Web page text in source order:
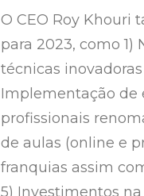
O CEO Roy Khouri
para 2023, como
técnicas
Implementação de
profissionais
de aulas (online e
franquias assim
5) Investimentos